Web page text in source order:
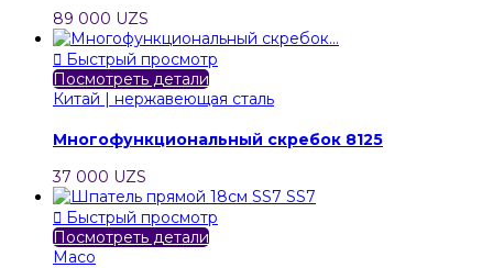
89 000 UZS
 Быстрый просмотр
Посмотреть детали
Китай | нержавеющая сталь
Многофункциональный скребок 8125
37 000 UZS
 Быстрый просмотр
Посмотреть детали
Maco